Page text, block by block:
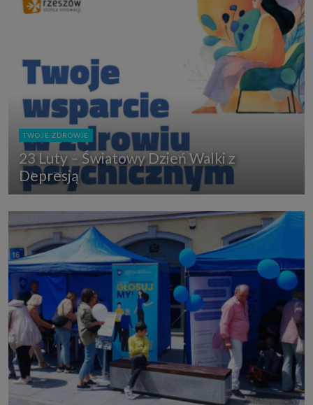
TWOJE ZDROWIE
23 Luty – Światowy Dzień Walki z
Depresją